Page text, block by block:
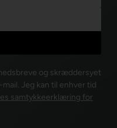
og skræddersyet
Jeg kan til enhver tid
samtykkeerklæring for